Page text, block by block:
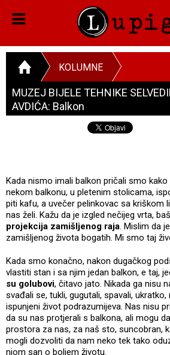
KOLUMNE
MUZEJ BIJELE TEHNIKE
AVDIĆA: Balkon
Kada nismo imali balkon pričali smo
nekom balkonu, u pletenim stolicama,
piti kafu, a uvečer pelinkovac sa kriškom
nas želi. Kažu da je izgled nečijeg vrta,
projekcija zamišljenog raja. Mislim da
zamišljenog života bogatih. Mi smo taj
Kada smo konačno, nakon dugačkog
vlastiti stan i sa njim jedan balkon, e taj,
su golubovi, čitavo jato. Nikada ga nisu
svađali se, tukli, gugutali, spavali,
ispunjeni život podrazumijeva. Nas nisu
da su nas protjerali s balkona, ali mogu
prostora za nas, za naš sto, suncobran,
mogli dozvoliti da nam neko tek tako
njom san o boljem životu.